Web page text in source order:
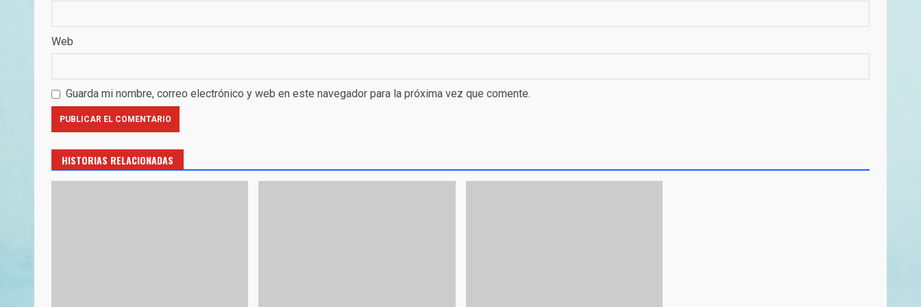
Web
Guarda mi nombre, correo electrónico y web en este navegador para la próxima vez que comente.
HISTORIAS RELACIONADAS